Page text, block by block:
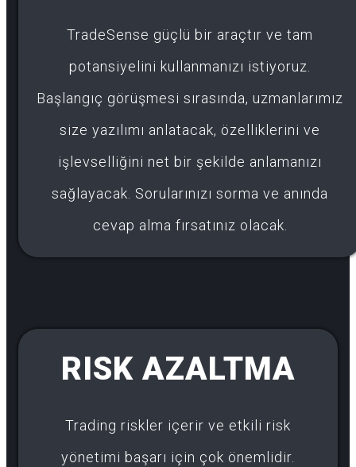
TradeSense güçlü bir araçtır ve tam
potansiyelini kullanmanızı istiyoruz.
Başlangıç görüşmesi sırasında, uzmanlarımız
size yazılımı anlatacak, özelliklerini ve
işlevselliğini net bir şekilde anlamanızı
sağlayacak. Sorularınızı sorma ve anında
cevap alma fırsatınız olacak.
RISK AZALTMA
Trading riskler içerir ve etkili risk
yönetimi başarı için çok önemlidir.